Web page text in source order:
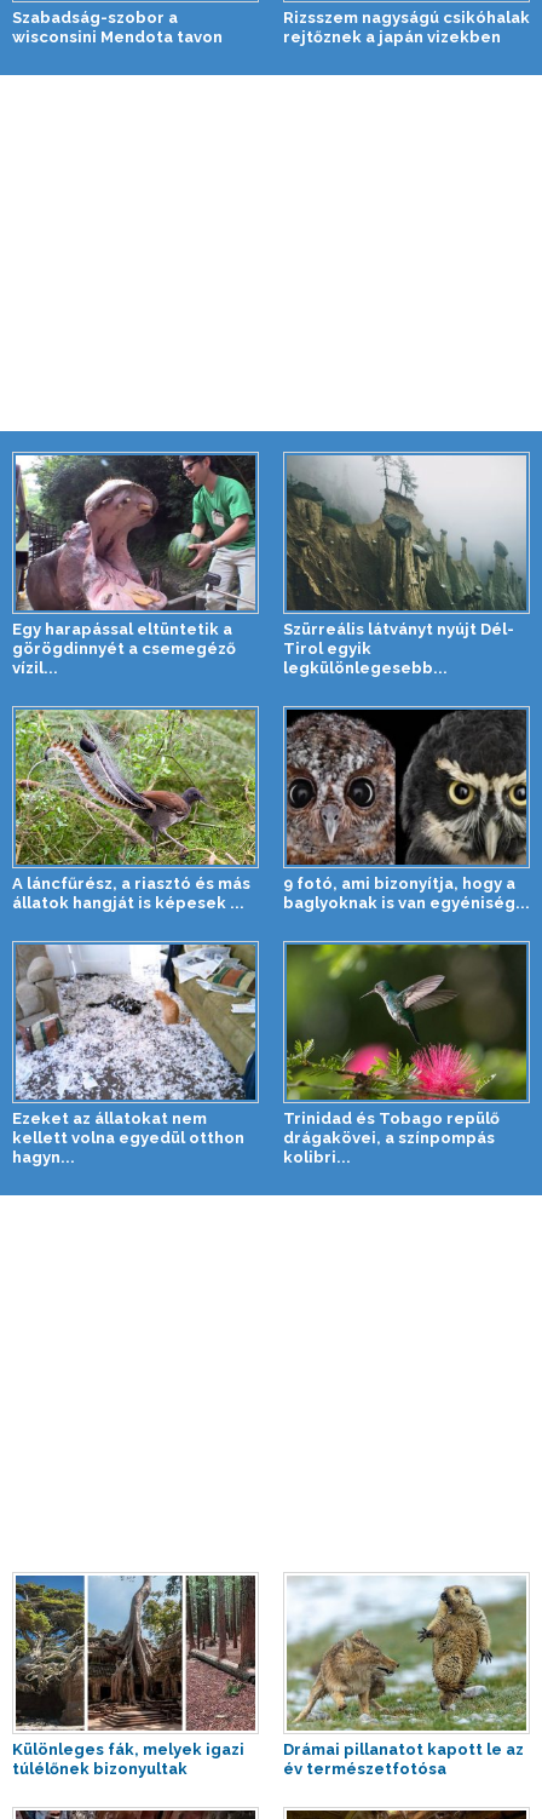
Szabadság-szobor a
wisconsini Mendota tavon
Rizsszem nagyságú csikóhalak
rejtőznek a japán vizekben
Egy harapással eltüntetik a
görögdinnyét a csemegéző
vízil...
Szürreális látványt nyújt Dél-
Tirol egyik
legkülönlegesebb...
A láncfűrész, a riasztó és más
állatok hangját is képesek ...
9 fotó, ami bizonyítja, hogy a
baglyoknak is van egyéniség...
Ezeket az állatokat nem
kellett volna egyedül otthon
hagyn...
Trinidad és Tobago repülő
drágakövei, a színpompás
kolibri...
Különleges fák, melyek igazi
túlélőnek bizonyultak
Drámai pillanatot kapott le az
év természetfotósa